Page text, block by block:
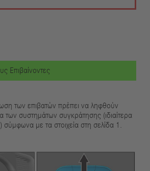
Επιβαίνοντες
των επιβατών πρέπει να ληφθούν
των συστημάτων συγκράτησης (ιδιαίτερα
σύμφωνα με τα στοιχεία στη σελίδα 1.